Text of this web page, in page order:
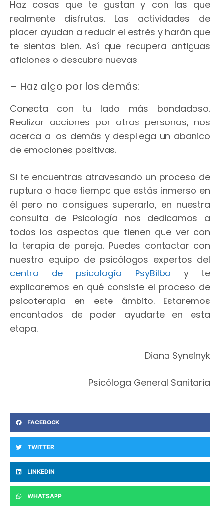
Haz cosas que te gustan y con las que
realmente disfrutas. Las actividades de
placer ayudan a reducir el estrés y harán que
te sientas bien. Así que recupera antiguas
aficiones o descubre nuevas.
– Haz algo por los demás:
Conecta con tu lado más bondadoso.
Realizar acciones por otras personas, nos
acerca a los demás y despliega un abanico
de emociones positivas.
Si te encuentras atravesando un proceso de
ruptura o hace tiempo que estás inmerso en
él pero no consigues superarlo, en nuestra
consulta de Psicología nos dedicamos a
todos los aspectos que tienen que ver con
la terapia de pareja. Puedes contactar con
nuestro equipo de psicólogos expertos del
centro de psicología PsyBilbo y te
explicaremos en qué consiste el proceso de
psicoterapia en este ámbito. Estaremos
encantados de poder ayudarte en esta
etapa.
Diana Synelnyk
Psicóloga General Sanitaria
FACEBOOK
TWITTER
LINKEDIN
WHATSAPP